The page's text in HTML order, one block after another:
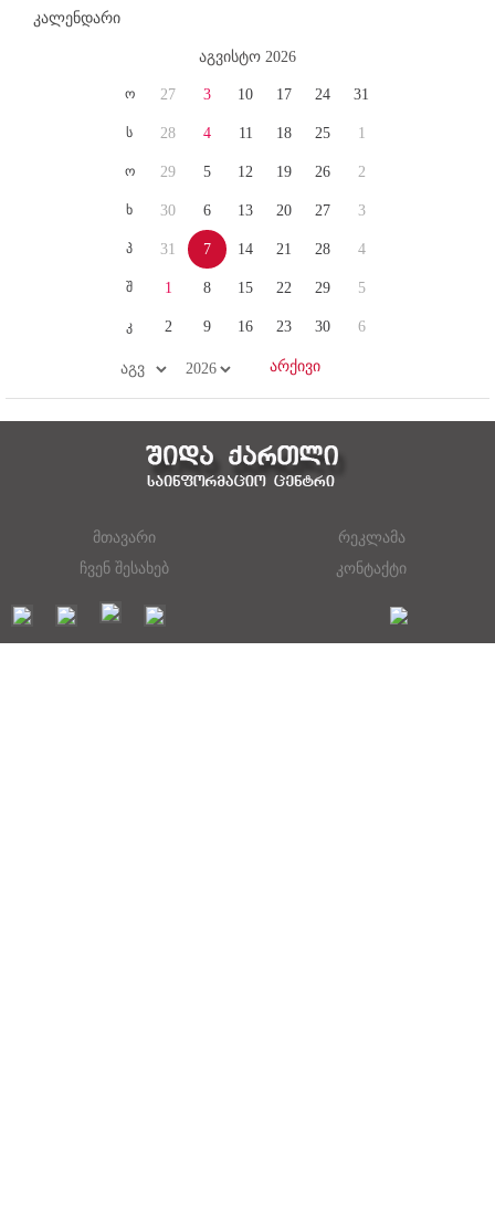
კალენდარი
აგვისტო 2026
ო
ს
ო
ხ
პ
შ
კ
27
28
29
30
31
1
2
3
4
5
6
7
8
9
10
11
12
13
14
15
16
17
18
19
20
21
22
23
24
25
26
27
28
29
30
31
1
2
3
4
5
6
მთავარი
რეკლამა
ჩვენ შესახებ
კონტაქტი